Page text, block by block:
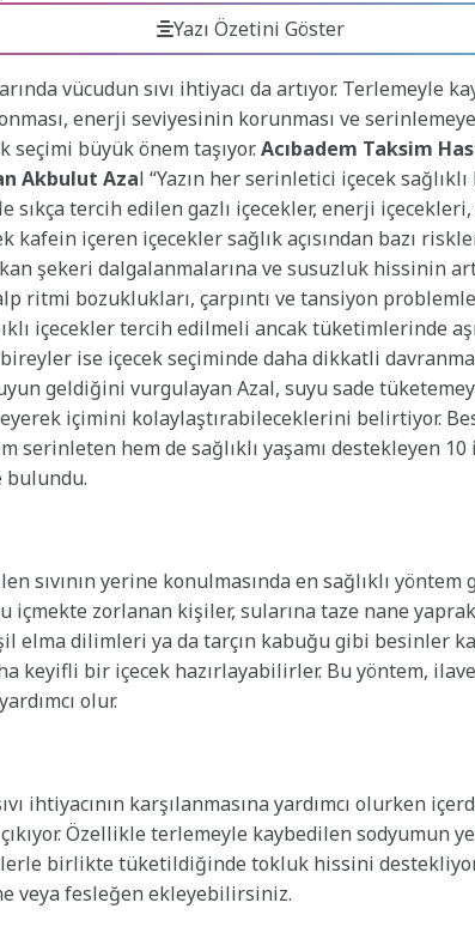
Yazı Özetini Göster
vücudun sıvı ihtiyacı da artıyor. Terlemeyle
enerji seviyesinin korunması ve
seçimi büyük önem taşıyor.Acıbadem Taksim
Akbulut Azal “Yazın her serinletici içecek
sıkça tercih edilen gazlı içecekler, enerji içecekleri,
kafein içeren içecekler sağlık açısından bazı
şekeri dalgalanmalarına ve susuzluk hissinin
ritmi bozuklukları, çarpıntı ve tansiyon
içecekler tercih edilmeli ancak tüketimlerinde
ise içecek seçiminde daha dikkatli
geldiğini vurgulayan Azal, suyu sade
içimini kolaylaştırabileceklerini belirtiyor.
serinleten hem de sağlıklı yaşamı destekleyen 10
bulundu.
sıvının yerine konulmasında en sağlıklı
içmekte zorlanan kişiler, sularına taze nane
elma dilimleri ya da tarçın kabuğu gibi besinler
keyifli bir içecek hazırlayabilirler. Bu yöntem,
olur.
ihtiyacının karşılanmasına yardımcı olurken
Özellikle terlemeyle kaybedilen sodyumun
birlikte tüketildiğinde tokluk hissini
veya fesleğen ekleyebilirsiniz.